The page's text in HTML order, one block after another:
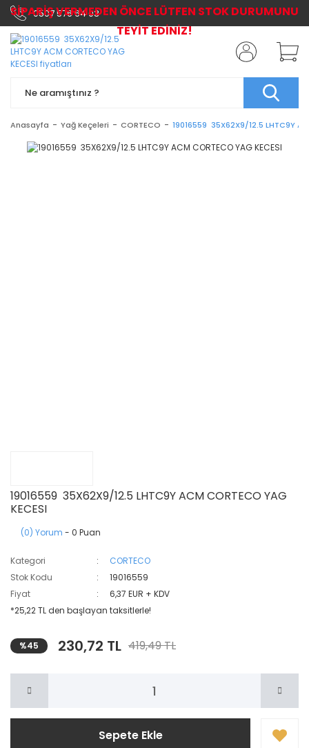
0507 576 64 03
Anasayfa Yağ Keçeleri CORTECO 19016559 35X62X9/12.5 LHTC9Y
19016559 35X62X9/12.5 LHTC9Y ACM CORTECO YAG
KECESI
(0) Yorum - 0 Puan
Kategori
CORTECO
Stok Kodu
19016559
Fiyat
6,37 EUR + KDV
*25,22 TL den başlayan taksitlerle!
%45 230,72 TL 419,49 TL
Sepete Ekle
SİPARİŞ VERMEDEN ÖNCE LÜTFEN STOK DURUMUNU
TEYİT EDİNİZ!